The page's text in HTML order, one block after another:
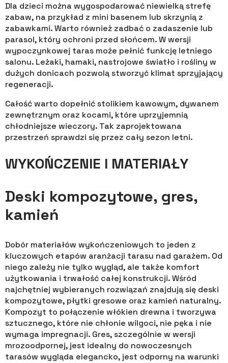
Dla dzieci można wygospodarować niewielką strefę
zabaw, na przykład z mini basenem lub skrzynią z
zabawkami. Warto również zadbać o zadaszenie lub
parasol, który ochroni przed słońcem. W wersji
wypoczynkowej taras może pełnić funkcję letniego
salonu. Leżaki, hamaki, nastrojowe światło i rośliny w
dużych donicach pozwolą stworzyć klimat sprzyjający
regeneracji.
Całość warto dopełnić stolikiem kawowym, dywanem
zewnętrznym oraz kocami, które uprzyjemnią
chłodniejsze wieczory. Tak zaprojektowana
przestrzeń sprawdzi się przez cały sezon letni.
WYKOŃCZENIE I MATERIAŁY
Deski kompozytowe, gres,
kamień
Dobór materiałów wykończeniowych to jeden z
kluczowych etapów aranżacji tarasu nad garażem. Od
niego zależy nie tylko wygląd, ale także komfort
użytkowania i trwałość całej konstrukcji. Wśród
najchętniej wybieranych rozwiązań znajdują się deski
kompozytowe, płytki gresowe oraz kamień naturalny.
Kompozyt to połączenie włókien drewna i tworzywa
sztucznego, które nie chłonie wilgoci, nie pęka i nie
wymaga impregnacji. Gres, szczególnie w wersji
mrozoodpornej, jest idealny do nowoczesnych
tarasów wygląda elegancko, jest odporny na warunki